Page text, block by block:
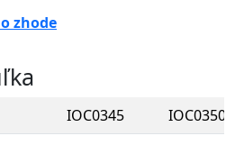
zhode
IOC0345
IOC0350